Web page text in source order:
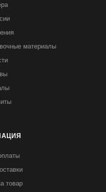
материалы
товар